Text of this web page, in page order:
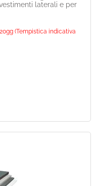
laterali e per
(Tempistica indicativa